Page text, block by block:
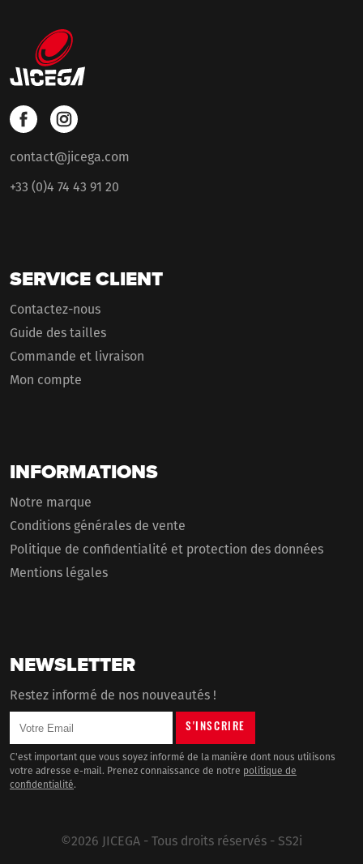
contact@jicega.com
+33 (0)4 74 43 91 20
SERVICE CLIENT
Contactez-nous
Guide des tailles
Commande et livraison
Mon compte
INFORMATIONS
Notre marque
Conditions générales de vente
Politique de confidentialité et protection des données
Mentions légales
NEWSLETTER
Restez informé de nos nouveautés !
C'est important que vous soyez informé de la manière dont nous utilisons
votre adresse e-mail. Prenez connaissance de notre politique de
confidentialité.
©2026 JICEGA - Tous droits réservés - SS2i